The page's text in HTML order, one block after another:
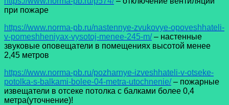
при пожаре
https://www.norma-pb.ru/nastennye-zvukovye-opoveshhateli-
v-pomeshheniyax-vysotoj-menee-245-m/– настенные
звуковые оповещатели в помещениях высотой менее
2,45 метров
https://www.norma-pb.ru/pozharnye-izveshhateli-v-otseke-
potolka-s-balkami-bolee-04-metra-utochnenie/– пожарные
извещатели в отсеке потолка с балками более 0,4
метра(уточнение)!